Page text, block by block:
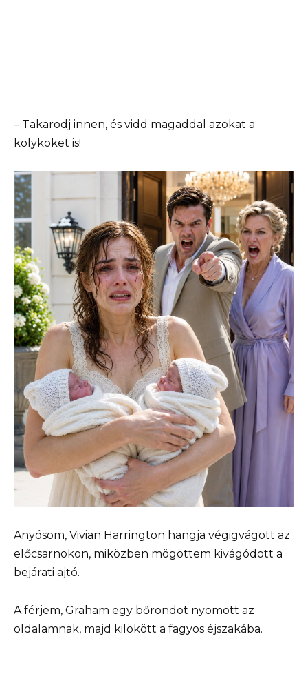
– Takarodj innen, és vidd magaddal azokat a
kölyköket is!
Anyósom, Vivian Harrington hangja végigvágott az
előcsarnokon, miközben mögöttem kivágódott a
bejárati ajtó.
A férjem, Graham egy bőröndöt nyomott az
oldalamnak, majd kilökött a fagyos éjszakába.